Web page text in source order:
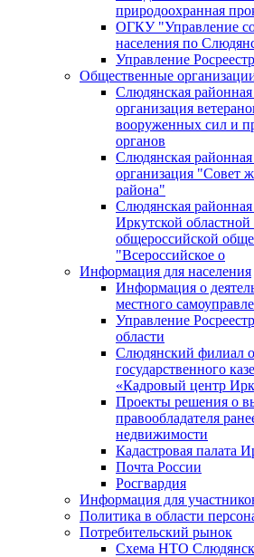
природоохранная
ОГКУ "Управление
населения по
Управление
Общественные
Слюдянская
организация
вооруженных сил и
органов
Слюдянская
организация "Совет
района"
Слюдянская
Иркутской областной
общероссийской
"Всероссийское о
Информация для населения
Информация о
местного
Управление
области
Слюдянский филиал
государственного
«Кадровый центр
Проекты решения о
правообладателя
недвижимости
Кадастровая палата
Почта России
Росгвардия
Информация для
Политика в области
Потребительский рынок
Схема НТО